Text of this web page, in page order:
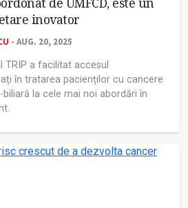
inovator
- AUG. 20, 2025
TRIP a facilitat accesul
în tratarea pacienților cu cancere
la cele mai noi abordări în